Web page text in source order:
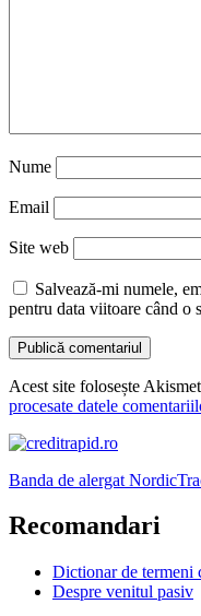
Nume
Email
Site web
Salvează-mi numele,
pentru data viitoare când o
Acest site folosește
procesate datele
Banda de alergat
Recomandari
Dictionar de termeni
Despre venitul pasiv